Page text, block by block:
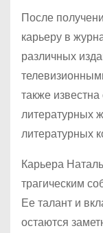
После
карьеру в
различных
также
литературных
литературных
Карьера
трагическим
Ее талант и
остаются